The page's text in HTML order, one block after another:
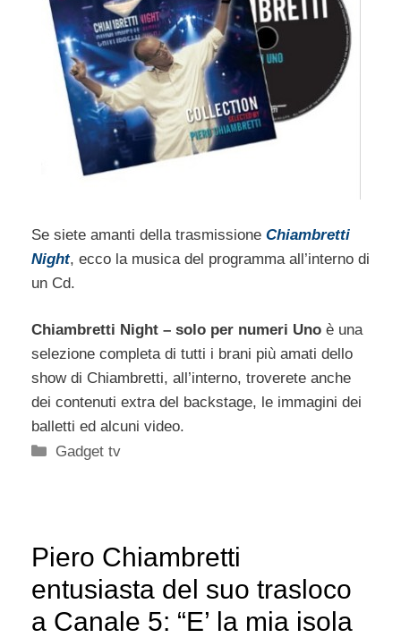
Se siete amanti della trasmissione Chiambretti
Night, ecco la musica del programma all’interno di
un Cd.
Chiambretti Night – solo per numeri Uno è una
selezione completa di tutti i brani più amati dello
show di Chiambretti, all’interno, troverete anche
dei contenuti extra del backstage, le immagini dei
balletti ed alcuni video.
Categorie
Gadget tv
Piero Chiambretti
entusiasta del suo trasloco
a Canale 5: “E’ la mia isola